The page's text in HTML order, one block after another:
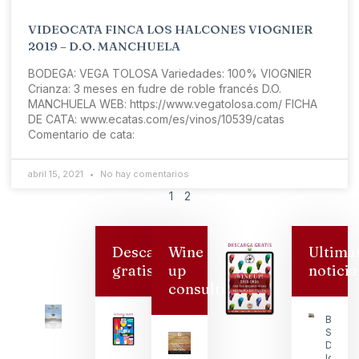
VIDEOCATA FINCA LOS HALCONES VIOGNIER
2019 – D.O. MANCHUELA
BODEGA: VEGA TOLOSA Variedades: 100% VIOGNIER
Crianza: 3 meses en fudre de roble francés D.O.
MANCHUELA WEB: https://www.vegatolosa.com/​ FICHA
DE CATA: www.ecatas.com/es/vinos/10539/catas
Comentario de cata:
abril 15, 2021 No hay comentarios
1 2
Descarga
gratis
Wine
up
consulting
San